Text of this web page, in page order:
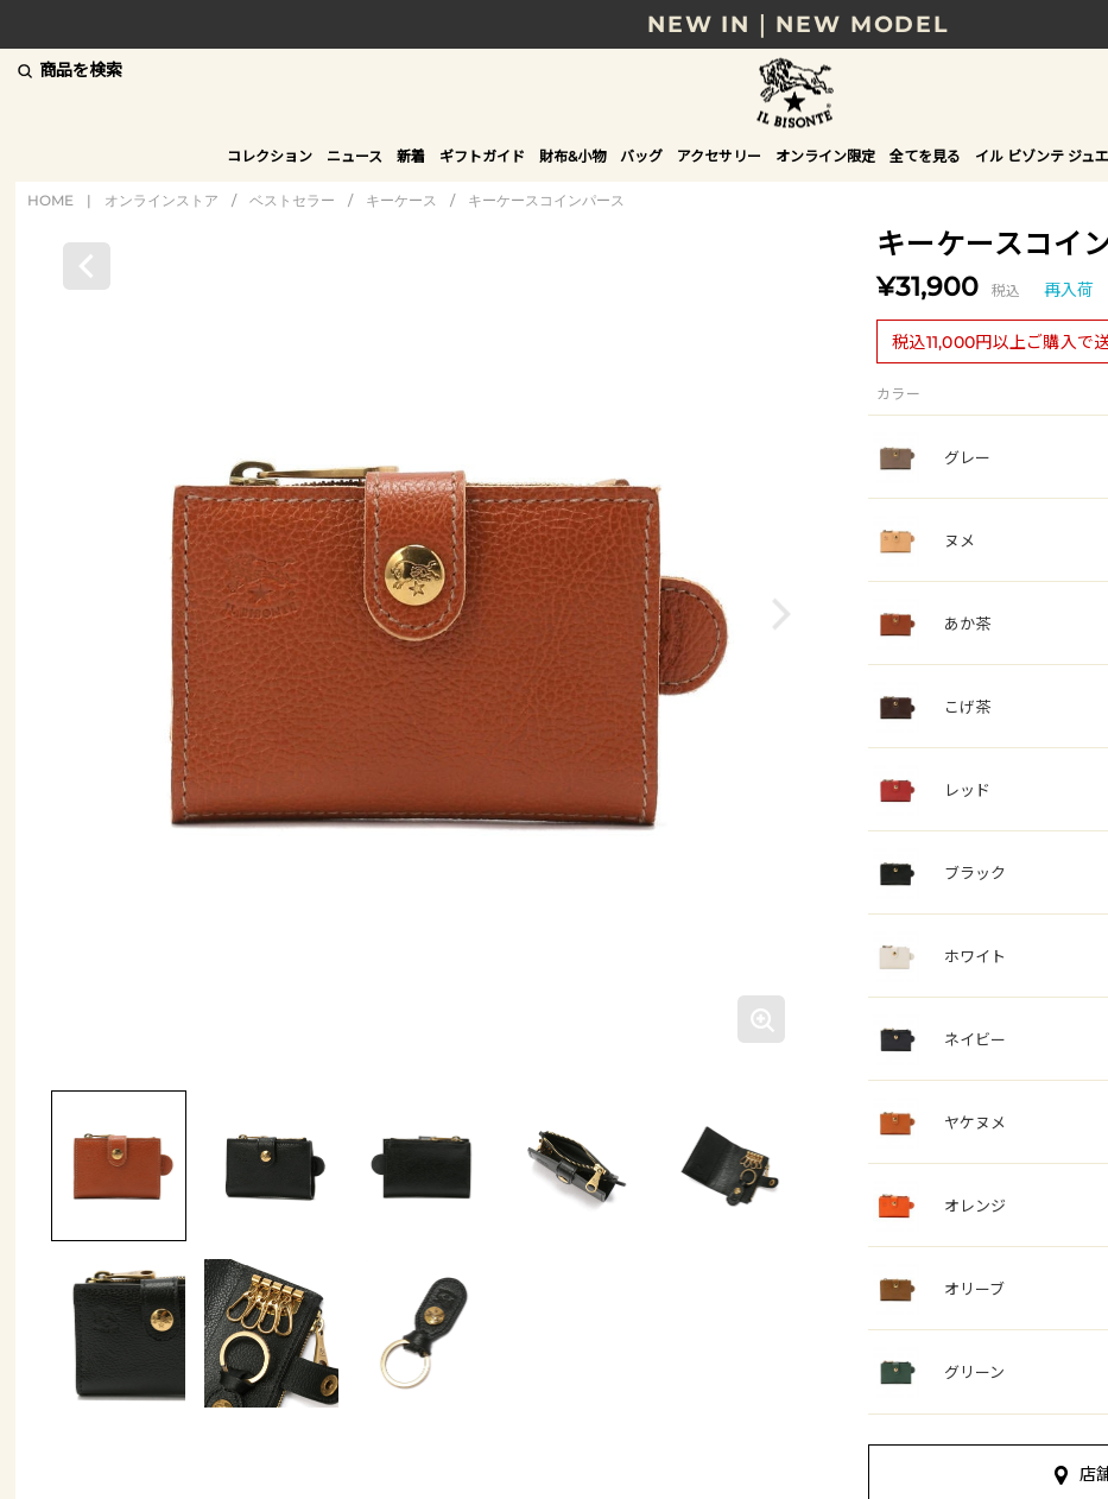
NEW IN｜NEW MODEL
8/17(月)10時まで｜税込11,000円以上で送料無料
贈る相手やシーンから選べる、新しいギフトガイド
NEW IN｜COLOR LEATHER
商品を検索
コレクション ニュース 新着 ギフトガイド 財布&小物 バッグ アクセサリー オンライン限定 全てを見る イル ビゾンテ ジュ
HOME | オンラインストア / ベストセラー / キーケース / キーケースコインパース
キーケースコイ
¥31,900 税込 再入荷
税込11,000円以上ご購入で
カラー
グレー
ヌメ
あか茶
こげ茶
レッド
ブラック
ホワイト
ネイビー
ヤケヌメ
オレンジ
オリーブ
グリーン
店